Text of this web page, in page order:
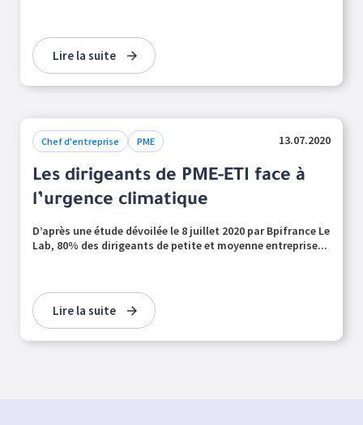
Lire la suite
Chef d'entreprise PME 13.07.2020
Les dirigeants de PME-ETI face à
l’urgence climatique
D’après une étude dévoilée le 8 juillet 2020 par Bpifrance Le
Lab, 80% des dirigeants de petite et moyenne entreprise...
Lire la suite